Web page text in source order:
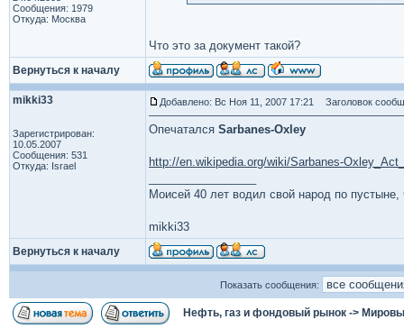
Сообщения: 1979
Откуда: Москва
Что это за документ такой?
Вернуться к началу
mikki33
Зарегистрирован:
10.05.2007
Сообщения: 531
Откуда: Israel
Добавлено: Вс Ноя 11, 2007 17:21 Заголовок
Опечатался Sarbanes-Oxley
http://en.wikipedia.org/wiki/Sarbanes-
Моисей 40 лет водил свой народ по
mikki33
Вернуться к началу
Показать сообщения:
Нефть, газ и фондовый рынок ->